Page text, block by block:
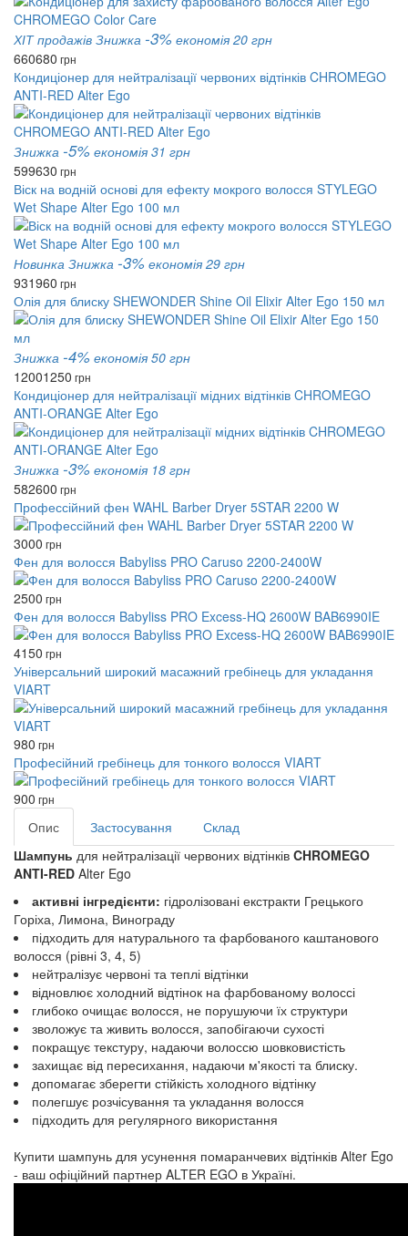
ХІТ продажів Знижка -3% економія 20 грн
660680 грн
Кондиціонер для нейтралізації червоних відтінків CHROMEGO
ANTI-RED Alter Ego
Знижка -5% економія 31 грн
599630 грн
Віск на водній основі для ефекту мокрого волосся STYLEGO
Wet Shape Alter Ego 100 мл
Новинка Знижка -3% економія 29 грн
931960 грн
Олія для блиску SHEWONDER Shine Oil Elixir Alter Ego 150 мл
Знижка -4% економія 50 грн
12001250 грн
Кондиціонер для нейтралізації мідних відтінків CHROMEGO
ANTI-ORANGE Alter Ego
Знижка -3% економія 18 грн
582600 грн
Профессійний фен WAHL Barber Dryer 5STAR 2200 W
3000 грн
Фен для волосся Babyliss PRO Caruso 2200-2400W
2500 грн
Фен для волосся Babyliss PRO Excess-HQ 2600W BAB6990IE
4150 грн
Універсальний широкий масажний гребінець для укладання
VIART
980 грн
Професійний гребінець для тонкого волосся VIART
900 грн
Опис Застосування
Склад
Шампунь для нейтралізації червоних відтінків CHROMEGO
ANTI-RED Alter Ego
активні інгредієнти: гідролізовані екстракти Грецького
Горіха, Лимона, Винограду
підходить для натурального та фарбованого каштанового
волосся (рівні 3, 4, 5)
нейтралізує червоні та теплі відтінки
відновлює холодний відтінок на фарбованому волоссі
глибоко очищає волосся, не порушуючи їх структури
зволожує та живить волосся, запобігаючи сухості
покращує текстуру, надаючи волоссю шовковистість
захищає від пересихання, надаючи м'якості та блиску.
допомагає зберегти стійкість холодного відтінку
полегшує розчісування та укладання волосся
підходить для регулярного використання
Купити шампунь для усунення помаранчевих відтінків Alter Ego
- ваш офіційний партнер ALTER EGO в Україні.